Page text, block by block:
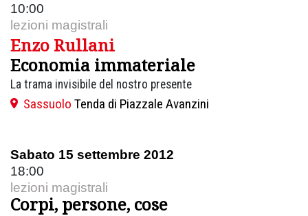
10:00
lezioni magistrali
Enzo Rullani
Economia immateriale
La trama invisibile del nostro presente
Sassuolo Tenda di Piazzale Avanzini
Sabato 15 settembre 2012
18:00
lezioni magistrali
Corpi, persone, cose